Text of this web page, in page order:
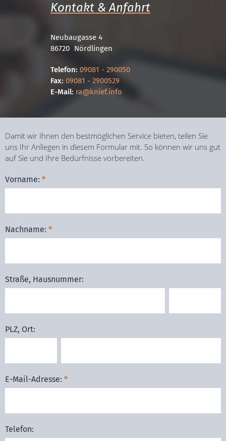
Kontakt & Anfahrt
Neubaugasse 4
86720 Nördlingen
Telefon: 09081 - 290050
Fax: 09081 - 2900529
E-Mail: ra@knief.info
Damit wir Ihnen den bestmöglichen Service bieten, teilen Sie
uns Ihr Anliegen in diesem Formular mit. So können wir uns gut
auf Sie und Ihre Bedürfnisse vorbereiten.
Vorname: *
Nachname: *
Straße, Hausnummer:
PLZ, Ort:
E-Mail-Adresse: *
Telefon: